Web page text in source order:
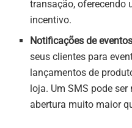
transação, oferecendo
incentivo.
Notificações de
seus clientes para
lançamentos de
loja. Um SMS pode
abertura muito maior